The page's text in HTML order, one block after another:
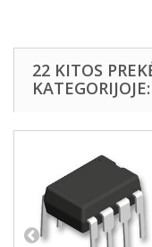
22 KITOS
KATEGORIJOJE: